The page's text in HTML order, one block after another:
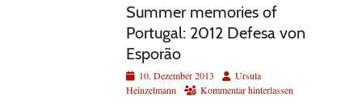
Summer memories of
Portugal: 2012 Defesa von
Esporão
Veröffentlicht
am
10. Dezember 2013 AutorUrsula
Heinzelmann
Kommentar hinterlassen